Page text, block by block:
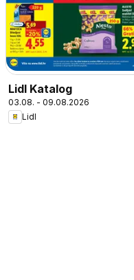
Lidl Katalog
03.08. - 09.08.2026
Lidl